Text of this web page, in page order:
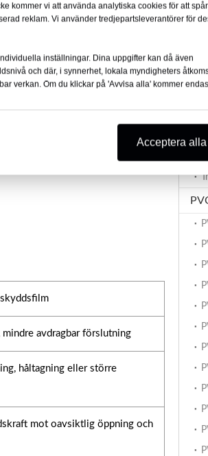
imskyddsnivå, tryck och
livsmedelskontakt måste
mindre avdragbar förslutning
håltagning eller större
mot oavsiktlig öppning och
kommer vi att använda analytiska cookies för att
reklam. Vi använder tredjepartsleverantörer för
inställningar. Dina uppgifter kan då även
och där, i synnerhet, lokala myndigheters
verkan. Om du klickar på 'Avvisa alla' kommer
Acceptera alla